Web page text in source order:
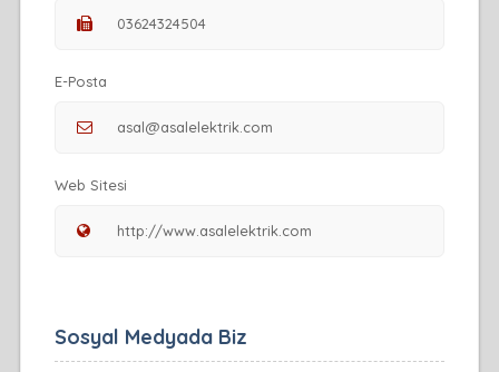
E-Posta
Web Sitesi
Sosyal Medyada Biz